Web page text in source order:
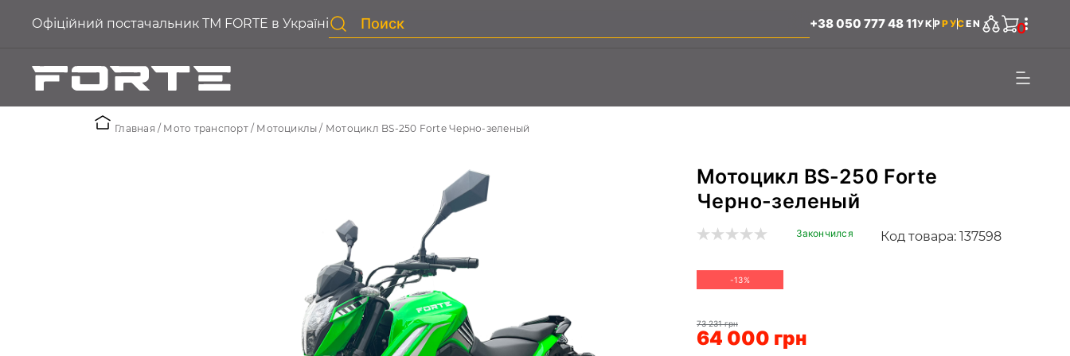
Офіційний постачальник ТМ FORTE в Україні +38 050 777 48 11УКРРУСEN 0
Главная Мото транспорт Мотоциклы Мотоцикл BS-250 Forte Черно-зеленый
Мотоцикл BS-250 Forte
Черно-зеленый
Закончился Код товара: 137598
-13%
73 231 грн
64 000 грн